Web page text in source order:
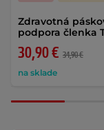
Zdravotná
podpora členka
30,90 € 34,90 €
na sklade